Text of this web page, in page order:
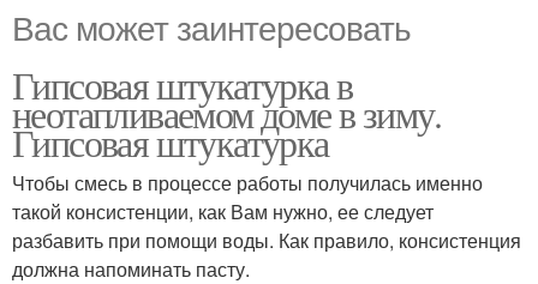
Вас может заинтересовать
Гипсовая штукатурка в
неотапливаемом доме в зиму.
Гипсовая штукатурка
Чтобы смесь в процессе работы получилась именно
такой консистенции, как Вам нужно, ее следует
разбавить при помощи воды. Как правило, консистенция
должна напоминать пасту.